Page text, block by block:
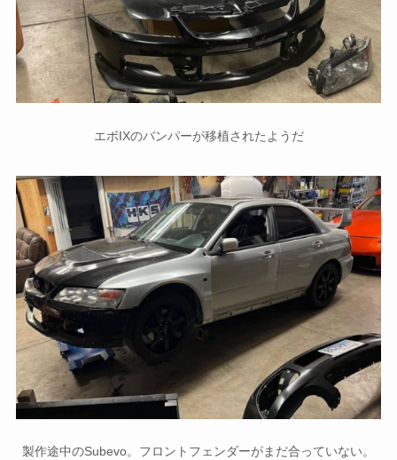
エボIXのバンパーが移植されたようだ
製作途中のSubevo。フロントフェンダーがまだ合っていない。